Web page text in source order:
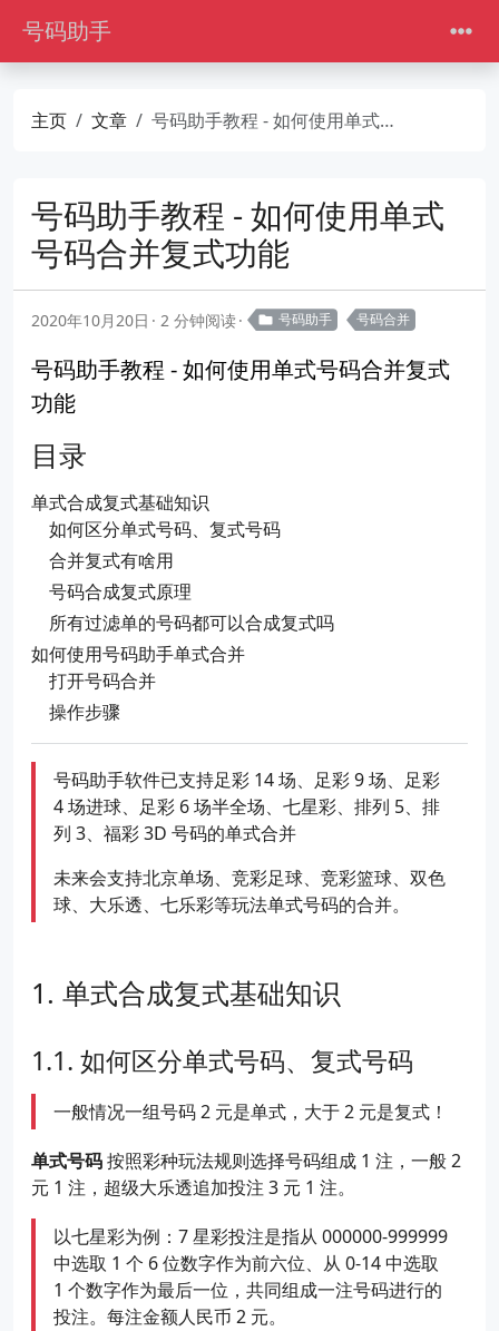
号码助手
主页 文章 号码助手教程 - 如何使用单式号码合并复式功能
号码助手教程 - 如何使用单式
号码合并复式功能
2020年10月20日 2 分钟阅读 号码助手 号码合并
号码助手教程 - 如何使用单式号码合并复式
功能
目录
单式合成复式基础知识
如何区分单式号码、复式号码
合并复式有啥用
号码合成复式原理
所有过滤单的号码都可以合成复式吗
如何使用号码助手单式合并
打开号码合并
操作步骤
号码助手软件已支持足彩 14 场、足彩 9 场、足彩
4 场进球、足彩 6 场半全场、七星彩、排列 5、排
列 3、福彩 3D 号码的单式合并
未来会支持北京单场、竞彩足球、竞彩篮球、双色
球、大乐透、七乐彩等玩法单式号码的合并。
单式合成复式基础知识
如何区分单式号码、复式号码
一般情况一组号码 2 元是单式，大于 2 元是复式！
单式号码按照彩种玩法规则选择号码组成 1 注，一般 2
元 1 注，超级大乐透追加投注 3 元 1 注。
以七星彩为例：7 星彩投注是指从 000000-999999
中选取 1 个 6 位数字作为前六位、从 0-14 中选取
1 个数字作为最后一位，共同组成一注号码进行的
投注。每注金额人民币 2 元。